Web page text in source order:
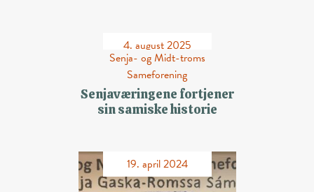
4. august 2025
Senja- og Midt-troms
Sameforening
Senjaværingene fortjener
sin samiske historie
19. april 2024